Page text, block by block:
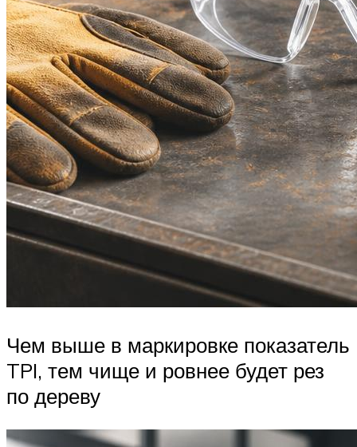
Чем выше в маркировке показатель
TPI, тем чище и ровнее будет рез
по дереву